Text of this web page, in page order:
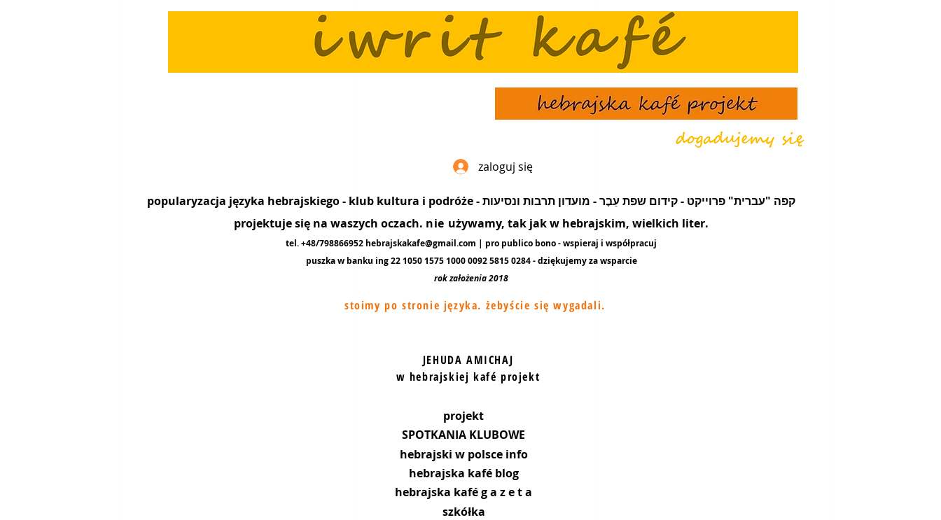
zaloguj się
popularyzacja języka hebrajskiego - klub kultura i podróże - קפה "עברית" פרוייקט - קידום שפת עֵבֶר - מועדון תרבות ונסיעות
projektuje się na waszych oczach. nie używamy, tak jak w hebrajskim, wielkich liter.
tel. +48/798866952 hebrajskakafe@gmail.com | pro publico bono - wspieraj i współpracuj
puszka w banku ing 22 1050 1575 1000 0092 5815 0284 - dziękujemy zawsparcie
rok założenia 2018
stoimy po stronie języka. żebyście się wygadali.
JEHUDA AMICHAJ
w hebrajskiej kafé projekt
projekt
SPOTKANIA KLUBOWE
hebrajski w polsce info
hebrajska kafé blog
hebrajska kafé g a z e t a
szkółka